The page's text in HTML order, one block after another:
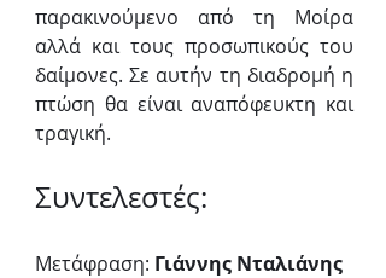
παρακινούμενο από τη Μοίρα
αλλά και τους προσωπικούς του
δαίμονες. Σε αυτήν τη διαδρομή η
πτώση θα είναι αναπόφευκτη και
τραγική.
Συντελεστές:
Μετάφραση: Γιάννης Νταλιάνης